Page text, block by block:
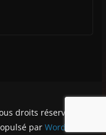
droits réservés.
parWordPress